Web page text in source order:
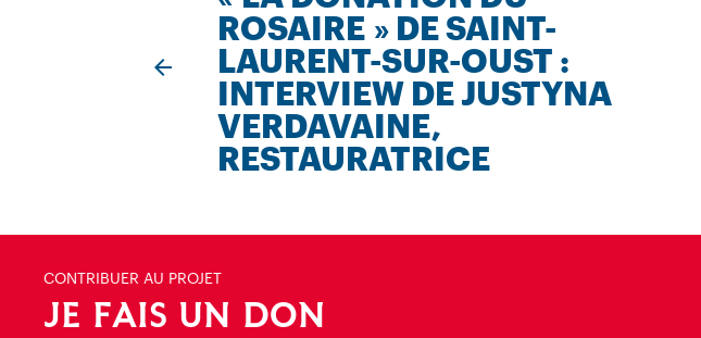
ROSAIRE » DE SAINT-
LAURENT-SUR-OUST :
INTERVIEW DE JUSTYNA
VERDAVAINE,
RESTAURATRICE
CONTRIBUER AU PROJET
JE FAIS UN DON